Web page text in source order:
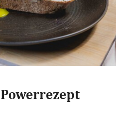
09:00
09:00 —19:00
09:00 18:00